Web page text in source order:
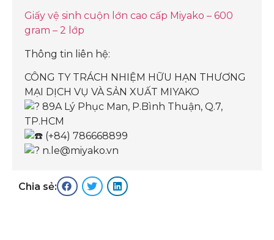
Giấy vệ sinh cuộn lớn cao cấp Miyako – 600
gram – 2 lớp
Thông tin liên hệ:
CÔNG TY TRÁCH NHIỆM HỮU HẠN THƯƠNG
MẠI DỊCH VỤ VÀ SẢN XUẤT MIYAKO
89A Lý Phục Man, P.Bình Thuận, Q.7,
TP.HCM
(+84) 786668899
n.le@miyako.vn
Chia sẻ: